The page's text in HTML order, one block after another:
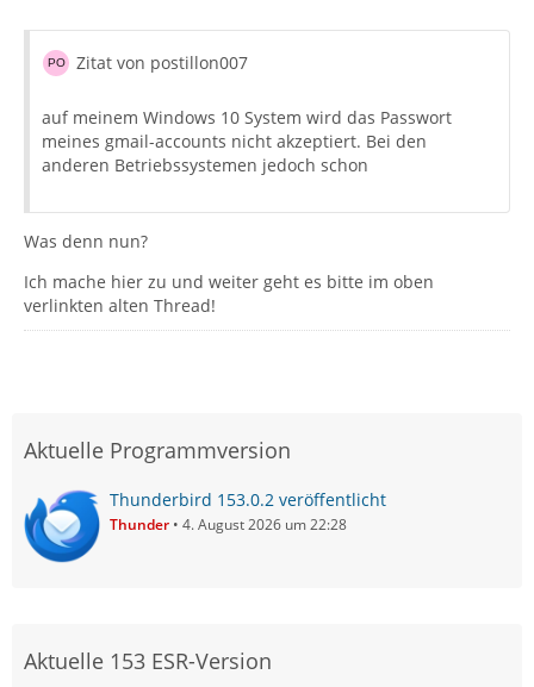
Zitat von postillon007
auf meinem Windows 10 System wird das Passwort
meines gmail-accounts nicht akzeptiert. Bei den
anderen Betriebssystemen jedoch schon
Was denn nun?
Ich mache hier zu und weiter geht es bitte im oben
verlinkten alten Thread!
Aktuelle Programmversion
Thunderbird 153.0.2 veröffentlicht
Thunder 4. August 2026 um 22:28
Aktuelle 153 ESR-Version